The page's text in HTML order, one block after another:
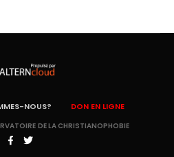
NOUS? DON EN LIGNE
DE LA CHRISTIANOPHOBIE